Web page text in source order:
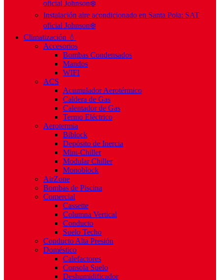
oficial Johnson❄️
Instalación aire acondicionado en Santa Pola: SAT
oficial Johnson❄️
Climatización 💧
Accesorios
Bombas Condensados
Mandos
WIFI
ACS
Acumulador Aerotérmico
Caldera de Gas
Calentador de Gas
Termo Eléctrico
Aerotermia
Biblock
Depósito de Inercia
Mini-Chiller
Modular Chiller
Monoblock
AirZone
Bombas de Piscina
Comercial
Cassette
Columna Vertical
Conducto
Suelo Techo
Conducto Alta Presión
Doméstico
Calefactores
Consola Suelo
Deshumidificador